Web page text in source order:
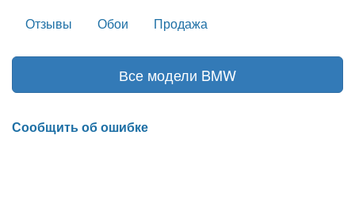
Отзывы
Обои Продажа
Все модели BMW
Сообщить об ошибке